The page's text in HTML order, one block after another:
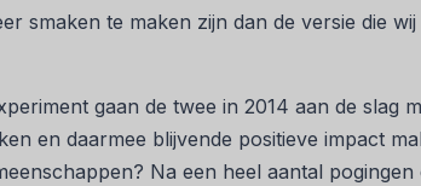
smaken te maken zijn dan de versie die
gaan de twee in 2014 aan de slag
en daarmee blijvende positieve impact
Na een heel aantal